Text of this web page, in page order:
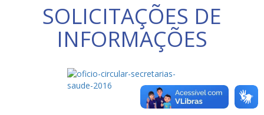
SOLICITAÇÕES DE
INFORMAÇÕES